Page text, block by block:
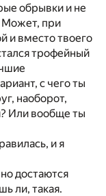
обрывки и не
Может, при
и вместо твоего
трофейный
с чего ты
наоборот,
Или вообще ты
и я
достаются
ли, такая.